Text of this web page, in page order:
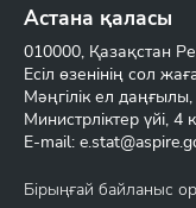
Астана қаласы
010000, Қазақстан
Есіл өзенінің сол
Мәңгілік ел даңғылы,
Министрліктер үйі, 4
E-mail:
Бірыңғай байланыс